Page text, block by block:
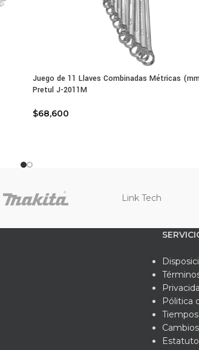
Juego de 11 Llaves Combinadas Métricas
Pretul J-2011M
$68,600
Link Tech
Pólitica